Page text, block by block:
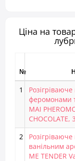
Ціна на
№
1
феромонами
MAI
CHOCOLATE,
2
ванільним
ME TENDER